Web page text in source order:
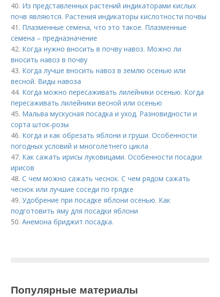
40. Из представленных растений индикаторами кислых
почв являются. Растения индикаторы кислотности почвы
41. Плазменные семена, что это такое. Плазменные
семена – предназначение
42. Когда нужно вносить в почву навоз. Можно ли
вносить навоз в почву
43. Когда лучше вносить навоз в землю осенью или
весной. Виды навоза
44. Когда можно пересаживать лилейники осенью. Когда
пересаживать лилейники весной или осенью
45. Мальва мускусная посадка и уход. Разновидности и
сорта шток-розы
46. Когда и как обрезать яблони и груши. Особенности
погодных условий и многолетнего цикла
47. Как сажать ирисы луковицами. Особенности посадки
ирисов
48.С чем можно сажать чеснок. С чем рядом сажать
чеснок или лучшие соседи по грядке
49.Удобрение при посадке яблони осенью. Как
подготовить яму для посадки яблони
50.Анемона бриджит посадка.
Популярные материалы